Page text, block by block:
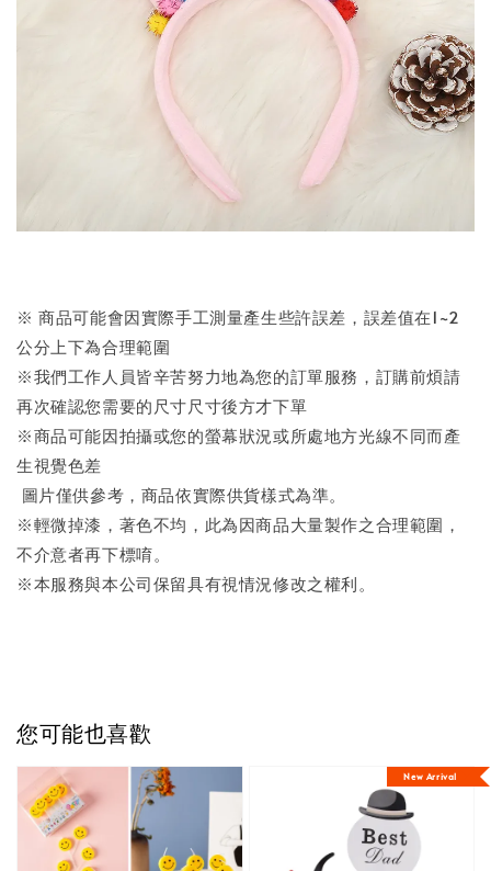
※ 商品可能會因實際手工測量產生些許誤差，誤差值在1~2
公分上下為合理範圍
※我們工作人員皆辛苦努力地為您的訂單服務，訂購前煩請
再次確認您需要的尺寸尺寸後方才下單
※商品可能因拍攝或您的螢幕狀況或所處地方光線不同而產
生視覺色差
圖片僅供參考，商品依實際供貨樣式為準。
※輕微掉漆，著色不均，此為因商品大量製作之合理範圍，
不介意者再下標唷。
※本服務與本公司保留具有視情況修改之權利。
您可能也喜歡
New Arrival